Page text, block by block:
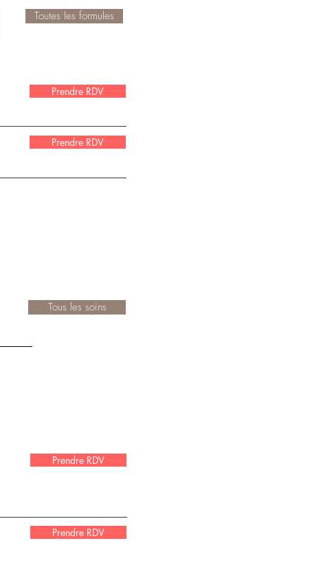
Toutes les formules
Prendre RDV
Prendre RDV
Tous les soins
Prendre RDV
Prendre RDV